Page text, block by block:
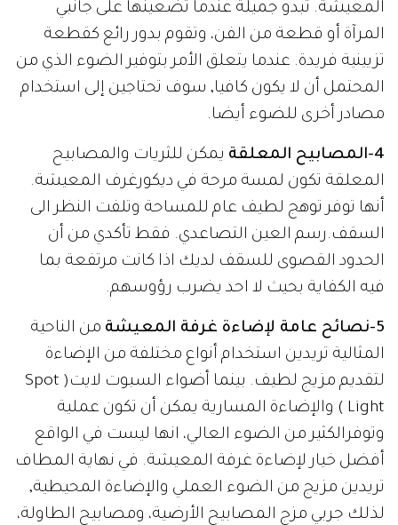
المعيشة. تبدو جميلة عندما تضعينها على جانبي
المرآة أو قطعة من الفن، وتقوم بدور رائع كقطعة
تزيينية فريدة. عندما يتعلق الأمر بتوفير الضوء الذي من
المحتمل أن لا يكون كافيا, سوف تحتاجين إلى استخدام
مصادر أخرى للضوء أيضا.
4-المصابيح المعلقة
يمكن للثريات والمصابيح
المعلقة تكون لمسة مرحة في ديكورغرف المعيشة.
أنها توفر توهج لطيف عام للمساحة وتلفت النظر الى
السقف.رسم العين التصاعدي. فقط تأكدي من أن
الحدود القصوى للسقف لديك اذا كانت مرتفعة بما
فيه الكفاية بحيث لا احد يضرب رؤوسهم.
5-نصائح عامة لإضاءة غرفة المعيشة
من الناحية
المثالية تريدين استخدام أنواع مختلفة من الإضاءة
لتقديم مزيج لطيف. بينما أضواء السبوت لايت( Spot
Light ) والإضاءة المسارية يمكن أن تكون عملية
وتوفرالكثير من الضوء العالي، انها ليست في الواقع
أفضل خيار لإضاءة غرفة المعيشة. في نهاية المطاف
تريدين مزيج من الضوء العملي والإضاءة المحيطية,
لذلك جربي مزج المصابيح الأرضية، ومصابيح الطاولة،